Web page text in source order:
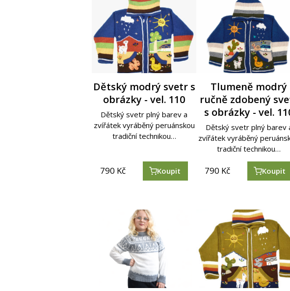
Dětský modrý svetr s
obrázky - vel. 110
Dětský svetr plný barev a
zvířátek vyráběný peruánskou
tradiční technikou…
790 Kč Koupit
Tlumeně modrý
ručně zdobený
s obrázky - vel.
Dětský svetr plný barev
zvířátek vyráběný
tradiční technikou…
790 Kč Koupit